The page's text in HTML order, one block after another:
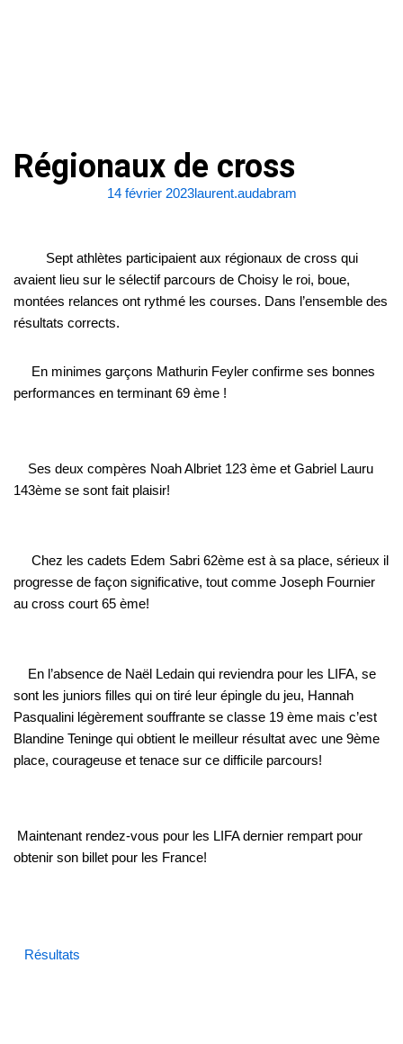
Régionaux de cross
14 février 2023laurent.audabram
Sept athlètes participaient aux régionaux de cross qui
avaient lieu sur le sélectif parcours de Choisy le roi, boue,
montées relances ont rythmé les courses. Dans l’ensemble des
résultats corrects.
En minimes garçons Mathurin Feyler confirme ses bonnes
performances en terminant 69 ème !
Ses deux compères Noah Albriet 123 ème et Gabriel Lauru
143ème se sont fait plaisir!
Chez les cadets Edem Sabri 62ème est à sa place, sérieux il
progresse de façon significative, tout comme Joseph Fournier
au cross court 65 ème!
En l’absence de Naël Ledain qui reviendra pour les LIFA, se
sont les juniors filles qui on tiré leur épingle du jeu, Hannah
Pasqualini légèrement souffrante se classe 19 ème mais c’est
Blandine Teninge qui obtient le meilleur résultat avec une 9ème
place, courageuse et tenace sur ce difficile parcours!
Maintenant rendez-vous pour les LIFA dernier rempart pour
obtenir son billet pour les France!
Résultats